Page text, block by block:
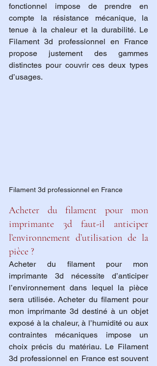
fonctionnel impose de prendre en
compte la résistance mécanique, la
tenue à la chaleur et la durabilité. Le
Filament 3d professionnel en France
propose justement des gammes
distinctes pour couvrir ces deux types
d’usages.
Filament 3d professionnel en France
Acheter du filament pour mon
imprimante 3d faut-il anticiper
l’environnement d’utilisation de la
pièce ?
Acheter du filament pour mon
imprimante 3d nécessite d’anticiper
l’environnement dans lequel la pièce
sera utilisée. Acheter du filament pour
mon imprimante 3d destiné à un objet
exposé à la chaleur, à l’humidité ou aux
contraintes mécaniques impose un
choix précis du matériau. Le Filament
3d professionnel en France est souvent